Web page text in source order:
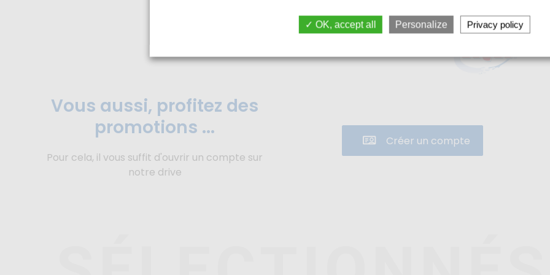
Vous aussi, profitez des
promotions ...
Pour cela, il vous suffit d'ouvrir un compte sur
notre drive
Créer un compte
OK, accept all Personalize Privacy policy